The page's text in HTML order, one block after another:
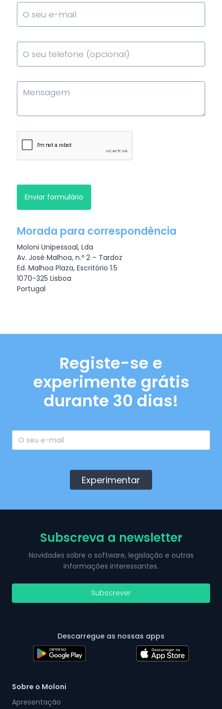
Enviar formulário
Morada para correspondência
Moloni Unipessoal, Lda
Av. José Malhoa, n.º 2 – Tardoz
Ed. Malhoa Plaza, Escritório 1.5
1070-325 Lisboa
Portugal
Registe-se e
experimente grátis
durante 30 dias!
Experimentar
Subscreva a newsletter
Novidades sobre o software, legislação e outras
informações interessantes.
Subscrever
Descarregue as nossas apps
Sobre o Moloni
Apresentação